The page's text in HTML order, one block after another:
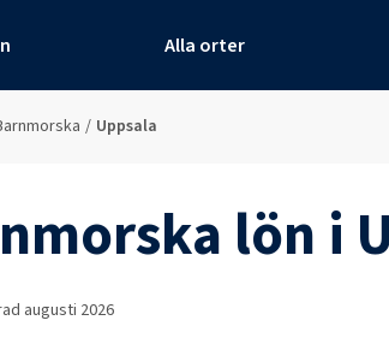
Alla orter
/ Uppsala
lön i
augusti 2026